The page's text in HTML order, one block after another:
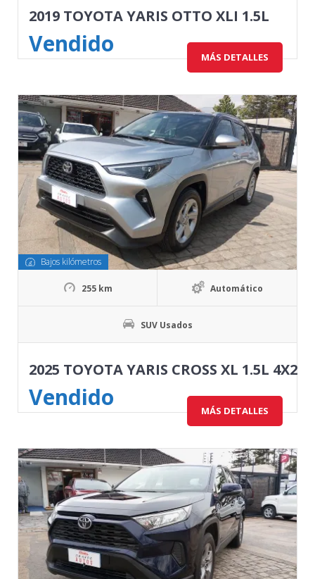
2019 TOYOTA YARIS OTTO XLI 1.5L
Vendido MÁS DETALLES
Bajos kilómetros
255 km Automático
SUV Usados
2025 TOYOTA YARIS CROSS XL 1.5L 4X2
Vendido MÁS DETALLES